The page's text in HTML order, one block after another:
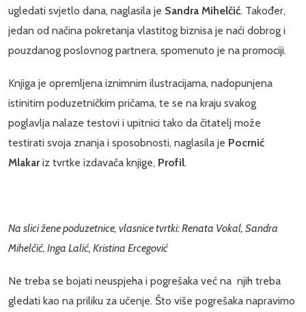
ugledati svjetlo dana, naglasila je Sandra Mihelčić. Također,
jedan od načina pokretanja vlastitog biznisa je naći dobrog i
pouzdanog poslovnog partnera, spomenuto je na promociji.
Knjiga je opremljena iznimnim ilustracijama, nadopunjena
istinitim poduzetničkim pričama, te se na kraju svakog
poglavlja nalaze testovi i upitnici tako da čitatelj može
testirati svoja znanja i sposobnosti, naglasila je Pocrnić
Mlakariz tvrtke izdavača knjige, Profil.
Na slici žene poduzetnice, vlasnice tvrtki: Renata Vokal, Sandra
Mihelčić, Inga Lalić, Kristina Ercegović
Ne treba se bojati neuspjeha i pogrešaka već na njih treba
gledati kao na priliku za učenje. Što više pogrešaka napravimo